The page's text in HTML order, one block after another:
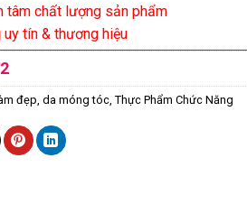
tâm chất lượng sản phẩm
tín & thương hiệu
đẹp, da móng tóc, Thực Phẩm Chức Năng